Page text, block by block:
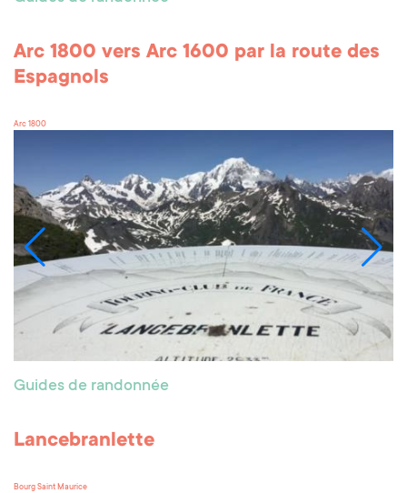
Arc 1800 vers Arc 1600 par la route des
Espagnols
Arc 1800
Guides de randonnée
Lancebranlette
Bourg Saint Maurice